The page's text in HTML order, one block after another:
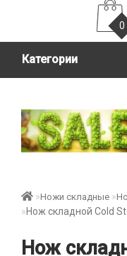
0
Категории
Ножи складные
Нож складной Cold
Нож